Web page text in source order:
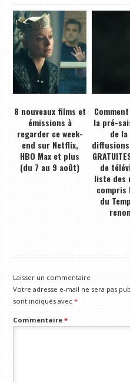
8 nouveaux films et
émissions à
regarder ce week-
end sur Netflix,
HBO Max et plus
(du 7 au 9 août)
la pré-
de la
de
liste des
compris
du
Laisser un commentaire
Votre adresse e-mail ne sera pas
sont indiqués avec*
Commentaire*